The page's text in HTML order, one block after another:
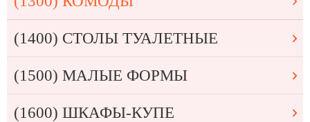
(1400) СТОЛЫ ТУАЛЕТНЫЕ
(1500) МАЛЫЕ ФОРМЫ
(1600) ШКАФЫ-КУПЕ